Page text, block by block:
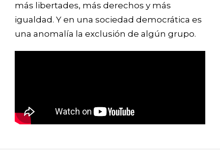
más libertades, más derechos y más
igualdad. Y en una sociedad democrática es
una anomalía la exclusión de algún grupo.